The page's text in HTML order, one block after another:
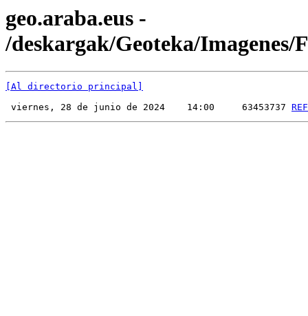
geo.araba.eus -
/deskargak/Geoteka/Imagenes/
[Al directorio principal]
viernes, 28 de junio de 2024    14:00     63453737